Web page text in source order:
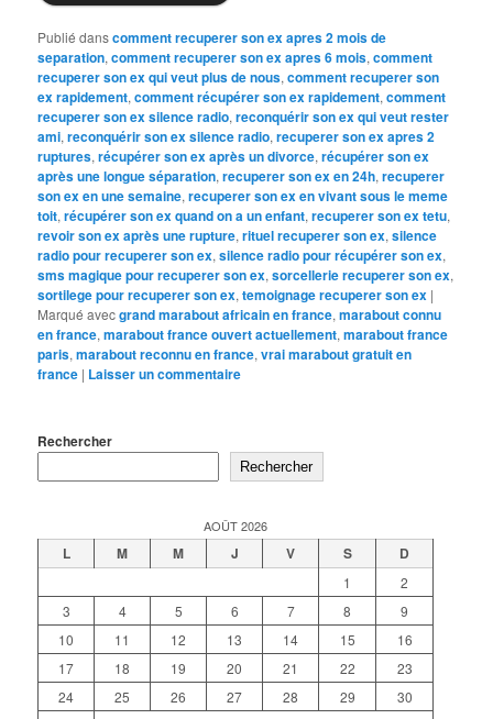
Publié danscomment recuperer son ex apres 2 mois de
separation,comment recuperer son ex apres 6 mois,comment
recuperer son ex qui veut plus de nous,comment recuperer son
ex rapidement,comment récupérer son ex rapidement,comment
recuperer son ex silence radio,reconquérir son ex qui veut rester
ami,reconquérir son ex silence radio,recuperer son ex apres 2
ruptures,récupérer son ex après un divorce,récupérer son ex
après une longue séparation,recuperer son ex en 24h,recuperer
son ex en une semaine,recuperer son ex en vivant sous le meme
toit,récupérer son ex quand on a un enfant,recuperer son ex tetu,
revoir son ex après une rupture,rituel recuperer son ex,silence
radio pour recuperer son ex,silence radio pour récupérer son ex,
sms magique pour recuperer son ex,sorcellerie recuperer son ex,
sortilege pour recuperer son ex,temoignage recuperer son ex |
Marqué avecgrand marabout africain en france,marabout connu
en france,marabout france ouvert actuellement,marabout france
paris,marabout reconnu en france,vrai marabout gratuit en
france | Laisser un commentaire
Rechercher
Rechercher
AOÛT 2026
L M M J V S D
1
2
3
4 5 6 7 8
9
10
11 12 13 14 15
16
17
18 19 20 21 22
23
24
25 26 27 28 29
30